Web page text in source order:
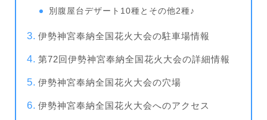
別腹屋台デザート10種とその他2種♪
伊勢神宮奉納全国花火大会の駐車場情報
第72回伊勢神宮奉納全国花火大会の詳細情報
伊勢神宮奉納全国花火大会の穴場
伊勢神宮奉納全国花火大会へのアクセス